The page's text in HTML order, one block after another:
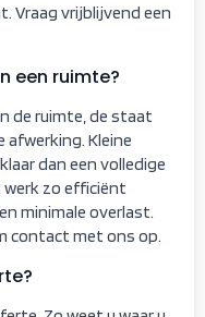
Vraag vrijblijvend een
een ruimte?
de ruimte, de staat
Kleine
dan een volledige
zo efficiënt
minimale overlast.
contact met ons op.